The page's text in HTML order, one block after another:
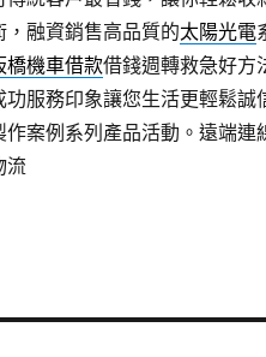
，融資銷售高品質的太陽光電
橋機車借款借錢週轉救急好方
功服務印象讓您生活更輕鬆誠
作案例系列產品活動。遠端連
流